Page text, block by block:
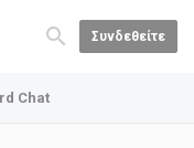
Συνδεθείτε
Chat